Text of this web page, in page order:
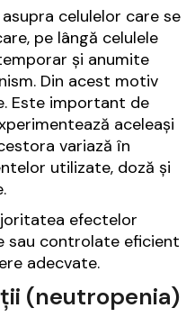
celulelor care se
pe lângă celulele
și anumite
Din acest motiv
Este important de
aceleași
variază în
utilizate, doză și
efectelor
sau controlate eficient
adecvate.
(neutropenia)